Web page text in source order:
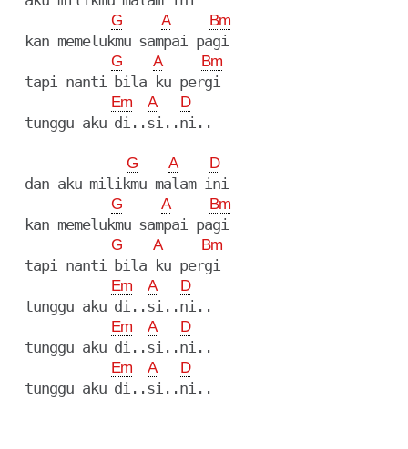
G A Bm
  kan memelukmu sampai pagi
G A Bm
  tapi nanti bila ku pergi
Em A D
  tunggu aku di..si..ni..
G A D
  dan aku milikmu malam ini
G A Bm
  kan memelukmu sampai pagi
G A Bm
  tapi nanti bila ku pergi
Em A D
  tunggu aku di..si..ni..
Em A D
  tunggu aku di..si..ni..
Em A D